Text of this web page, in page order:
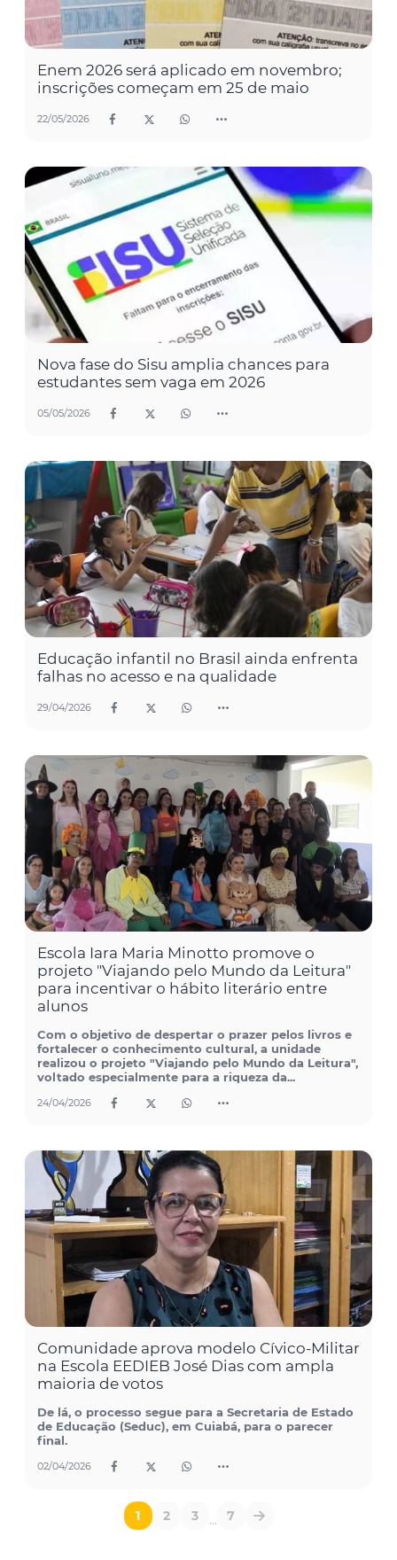
Enem 2026 será aplicado em novembro;
inscrições começam em 25 de maio
22/05/2026
Nova fase do Sisu amplia chances para
estudantes sem vaga em 2026
05/05/2026
Educação infantil no Brasil ainda enfrenta
falhas no acesso e na qualidade
29/04/2026
Escola Iara Maria Minotto promove o
projeto "Viajando pelo Mundo da Leitura"
para incentivar o hábito literário entre
alunos
Com o objetivo de despertar o prazer pelos livros e
fortalecer o conhecimento cultural, a unidade
realizou o projeto "Viajando pelo Mundo da Leitura",
voltado especialmente para a riqueza da...
24/04/2026
Comunidade aprova modelo Cívico-Militar
na Escola EEDIEB José Dias com ampla
maioria de votos
De lá, o processo segue para a Secretaria de Estado
de Educação (Seduc), em Cuiabá, para o parecer
final.
02/04/2026
1 2 3 ... 7